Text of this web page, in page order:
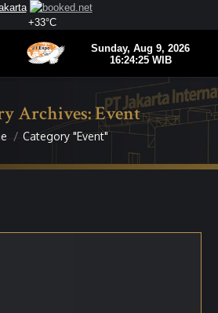
+33°C
Archives:Event
here:
Category "Event"